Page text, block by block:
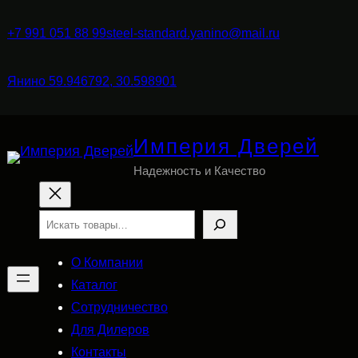
+7 991 051 88 99steel-standard.yanino@mail.ru
Янино 59.946792, 30.598901
Империя Дверей
Надежность и Качество
Поиск
О Компании
Каталог
Сотрудничество
Для Дилеров
Контакты